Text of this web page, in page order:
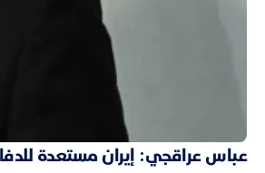
عباس عراقجي: إيران مستعدة